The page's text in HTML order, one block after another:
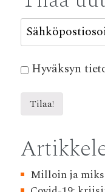
Hyväksyn
Milloin ja